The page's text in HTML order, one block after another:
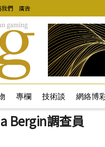
我們 廣告
專欄 技術談 網絡博
Bergin調查員